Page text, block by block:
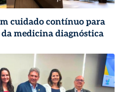
cuidado contínuo para
medicina diagnóstica